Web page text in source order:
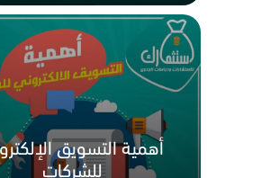
أهمية التسويق
للشركات